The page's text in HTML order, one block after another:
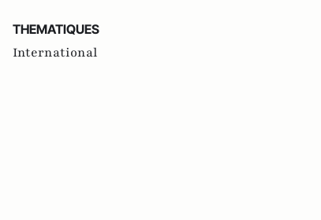
THEMATIQUES
International